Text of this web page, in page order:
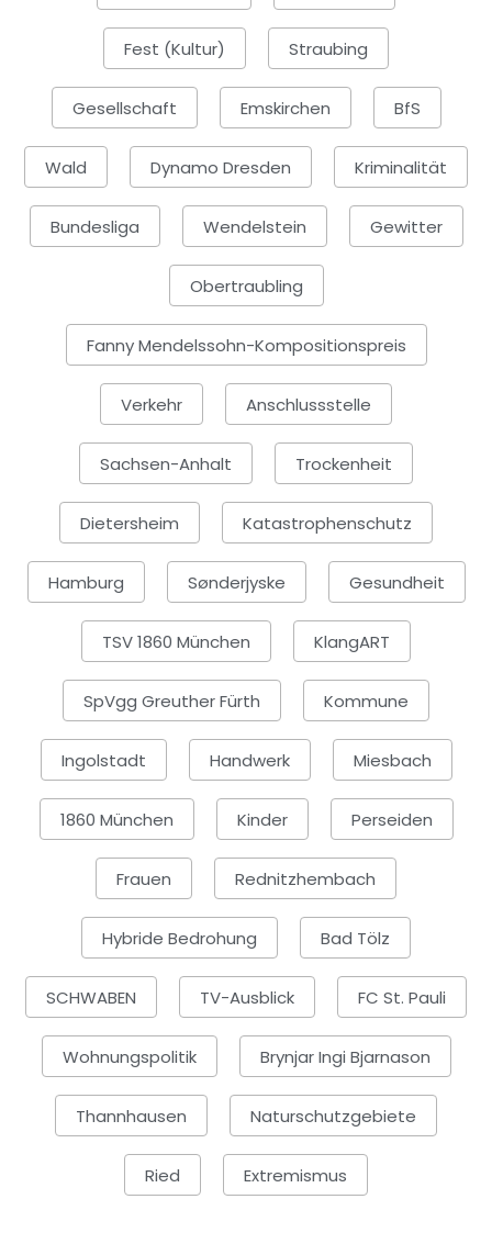
Fest (Kultur) Straubing
Gesellschaft Emskirchen BfS
Wald Dynamo Dresden Kriminalität
Bundesliga Wendelstein Gewitter
Obertraubling
Fanny Mendelssohn-Kompositionspreis
Verkehr Anschlussstelle
Sachsen-Anhalt Trockenheit
Dietersheim Katastrophenschutz
Hamburg Sønderjyske Gesundheit
TSV 1860 München KlangART
SpVgg Greuther Fürth Kommune
Ingolstadt Handwerk Miesbach
1860 München Kinder Perseiden
Frauen Rednitzhembach
Hybride Bedrohung Bad Tölz
SCHWABEN TV-Ausblick FC St. Pauli
Wohnungspolitik Brynjar Ingi Bjarnason
Thannhausen Naturschutzgebiete
Ried Extremismus